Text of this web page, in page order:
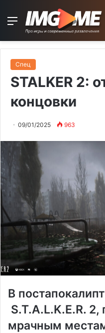
Menu
Спец
STALKER 2:
концовки
09/01/2025 963
В
S.T.A.L.K.E.R.
мрачным